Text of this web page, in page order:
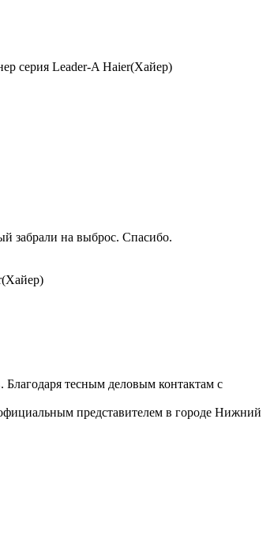
серия Leader-A Haier(Хайер)
забрали на выброс. Спасибо.
Благодаря тесным деловым контактам с
представителем в городе Нижний